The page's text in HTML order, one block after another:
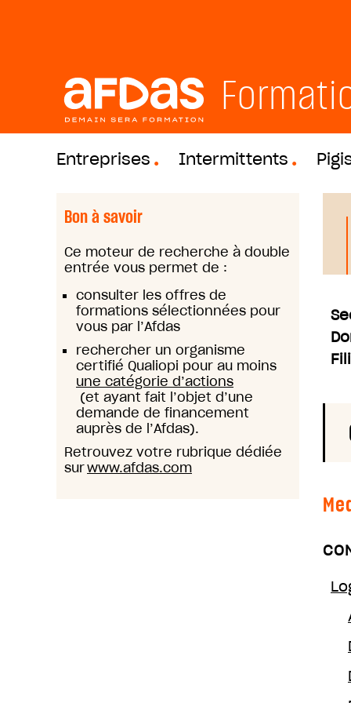
Entreprises Intermittents
Bon à savoir
Ce moteur de recherche à double
entrée vous permet de :
consulter les offres de
formations sélectionnées pour
vous par l’Afdas
rechercher un organisme
certifié Qualiopi pour au moins
une catégorie d’actions
(et ayant fait l’objet d’une
demande de financement
auprès de l’Afdas).
Retrouvez votre rubrique dédiée
surwww.afdas.com